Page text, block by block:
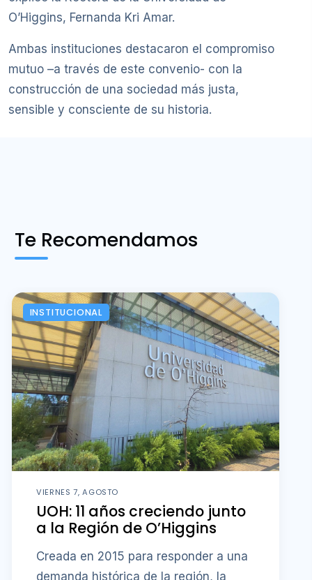
O’Higgins, Fernanda Kri Amar.
Ambas instituciones destacaron el compromiso
mutuo –a través de este convenio- con la
construcción de una sociedad más justa,
sensible y consciente de su historia.
Te Recomendamos
INSTITUCIONAL
VIERNES 7, AGOSTO
UOH: 11 años creciendo junto
a la Región de O’Higgins
Creada en 2015 para responder a una
demanda histórica de la región, la